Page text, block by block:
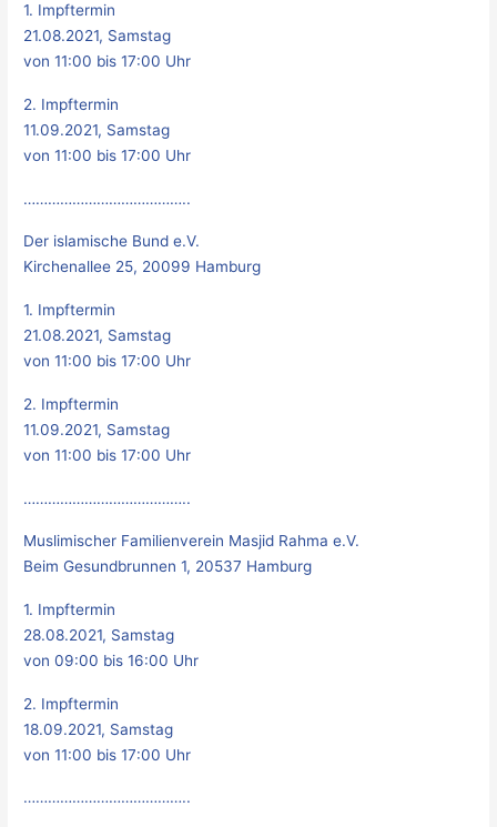
1. Impftermin
21.08.2021, Samstag
von 11:00 bis 17:00 Uhr
2. Impftermin
11.09.2021, Samstag
von 11:00 bis 17:00 Uhr
…………………………………..
Der islamische Bund e.V.
Kirchenallee 25, 20099 Hamburg
1. Impftermin
21.08.2021, Samstag
von 11:00 bis 17:00 Uhr
2. Impftermin
11.09.2021, Samstag
von 11:00 bis 17:00 Uhr
…………………………………..
Muslimischer Familienverein Masjid Rahma e.V.
Beim Gesundbrunnen 1, 20537 Hamburg
1. Impftermin
28.08.2021, Samstag
von 09:00 bis 16:00 Uhr
2. Impftermin
18.09.2021, Samstag
von 11:00 bis 17:00 Uhr
…………………………………..